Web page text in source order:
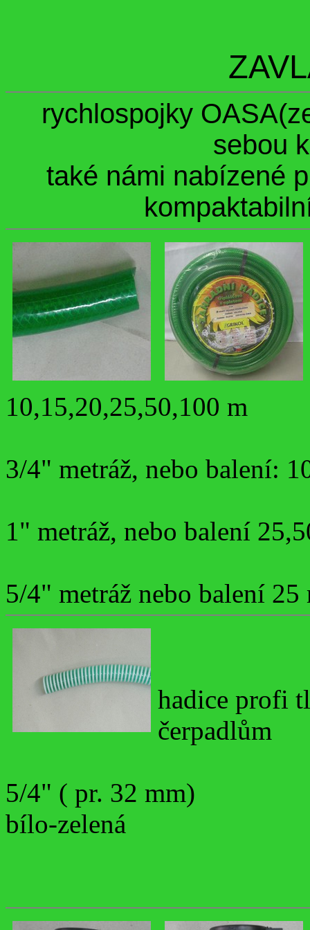
rychlospojky
sebou
také námi nabízené
10,15,20,25,50,100 m
3/4" metráž, nebo balení:
1" metráž, nebo balení
5/4" metráž nebo balení 25
hadice profi
čerpadlům
5/4" ( pr. 32 mm)
bílo-zelená